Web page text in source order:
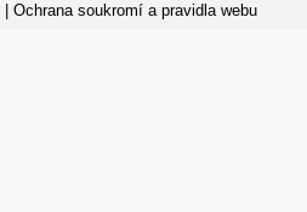
Ochrana soukromí a pravidla webu